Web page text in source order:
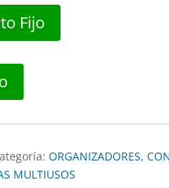
Fijo
ORGANIZADORES,
MULTIUSOS